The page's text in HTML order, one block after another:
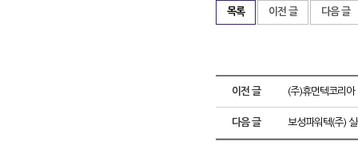
목록 이전 글 다음 글
이전 글 (주)휴먼텍코리
다음 글 보성파워텍(주)